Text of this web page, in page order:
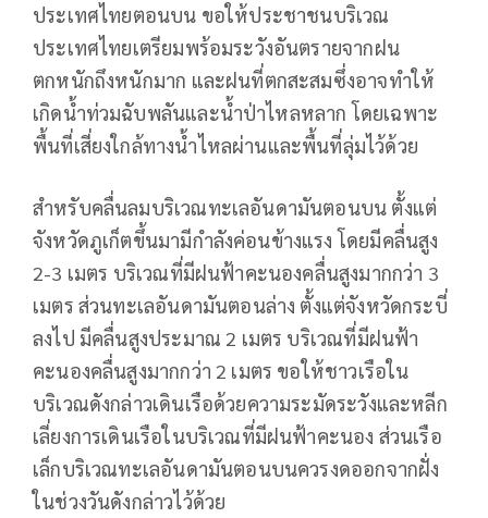
ประเทศไทยตอนบน ขอให้ประชาชนบริเวณ
ประเทศไทยเตรียมพร้อมระวังอันตรายจากฝน
ตกหนักถึงหนักมาก และฝนที่ตกสะสมซึ่งอาจทำให้
เกิดน้ำท่วมฉับพลันและน้ำป่าไหลหลาก โดยเฉพาะ
พื้นที่เสี่ยงใกล้ทางน้ำไหลผ่านและพื้นที่ลุ่มไว้ด้วย
สำหรับคลื่นลมบริเวณทะเลอันดามันตอนบน ตั้งแต่
จังหวัดภูเก็ตขึ้นมามีกำลังค่อนข้างแรง โดยมีคลื่นสูง
2-3 เมตร บริเวณที่มีฝนฟ้าคะนองคลื่นสูงมากกว่า 3
เมตร ส่วนทะเลอันดามันตอนล่าง ตั้งแต่จังหวัดกระบี่
ลงไป มีคลื่นสูงประมาณ 2 เมตร บริเวณที่มีฝนฟ้า
คะนองคลื่นสูงมากกว่า 2 เมตร ขอให้ชาวเรือใน
บริเวณดังกล่าวเดินเรือด้วยความระมัดระวังและหลีก
เลี่ยงการเดินเรือในบริเวณที่มีฝนฟ้าคะนอง ส่วนเรือ
เล็กบริเวณทะเลอันดามันตอนบนควรงดออกจากฝั่ง
ในช่วงวันดังกล่าวไว้ด้วย